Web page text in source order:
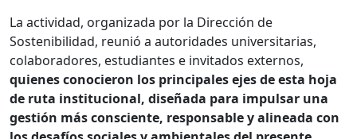
La actividad, organizada por la Dirección de
Sostenibilidad, reunió a autoridades universitarias,
colaboradores, estudiantes e invitados externos,
quienes conocieron los principales ejes de esta hoja
de ruta institucional, diseñada para impulsar una
gestión más consciente, responsable y alineada con